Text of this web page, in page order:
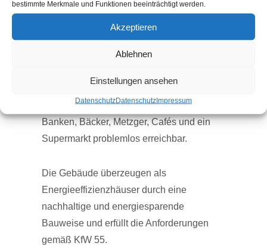
bestimmte Merkmale und Funktionen beeinträchtigt werden.
Akzeptieren
Ablehnen
Einstellungen ansehen
DatenschutzDatenschutzImpressum
genutzt werden kann. Die Wohngrößen
variieren zwischen ca. 45 qm und 85 qm.
Alle barrierefreien Wohnungen verfügen
über eine Terrasse oder eine Loggia mit
liegt mitten im Ortskern von Gillenfeld.
Fußläufig sind im Umkreis von 500 Metern,
Banken, Bäcker, Metzger, Cafés und ein
Supermarkt problemlos erreichbar.
Die Gebäude überzeugen als
Energieeffizienzhäuser durch eine
nachhaltige und energiesparende
Bauweise und erfüllt die Anforderungen
gemäß KfW 55.